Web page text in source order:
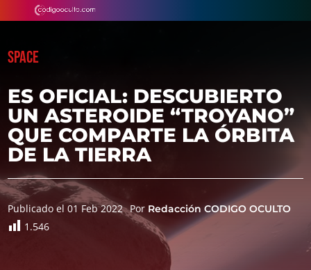
SPACE
ES OFICIAL: DESCUBIERTO
UN ASTEROIDE “TROYANO”
QUE COMPARTE LA ÓRBITA
DE LA TIERRA
Publicado el 01 Feb 2022 Por Redacción CODIGO OCULTO
1.546